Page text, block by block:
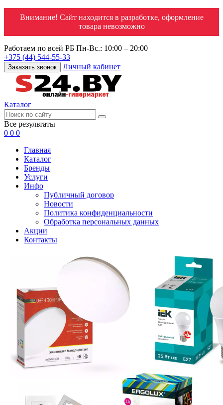
Внимание! Сайт находится в разработке, оформление
товара невозможно
Работаем по всей РБ Пн-Вс.: 10:00 – 20:00
+375 (44) 544-55-33
Заказать звонок Личный кабинет
Каталог
Все результаты
0 0 0
Главная
Каталог
Бренды
Услуги
Инфо
Публичный договор
Новости
Политика конфиденциальности
Обработка персональных данных
Акции
Контакты